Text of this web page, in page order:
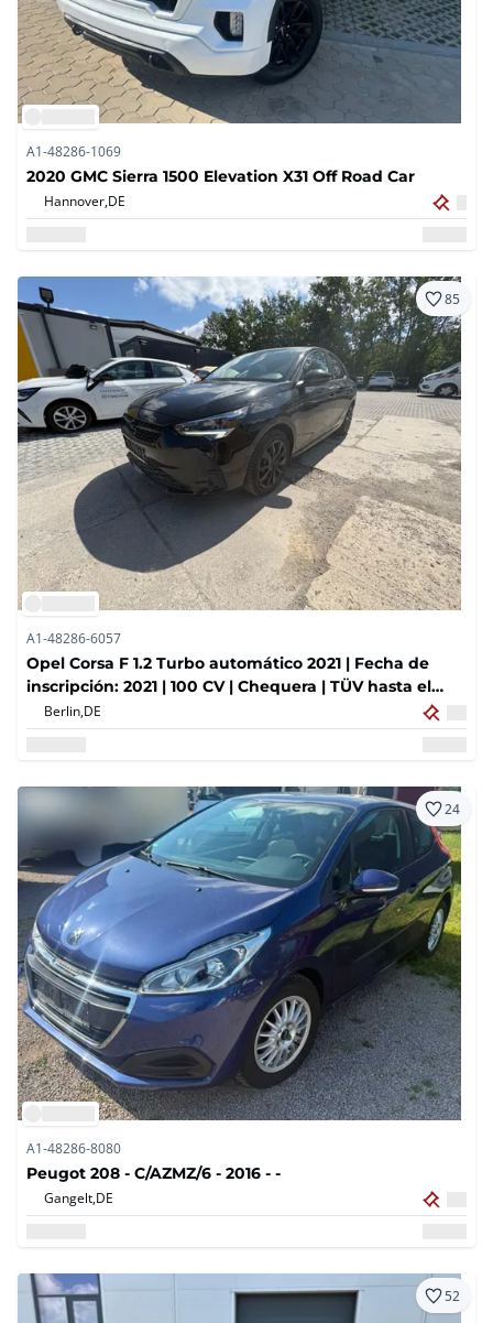
A1-48286-1069
2020 GMC Sierra 1500 Elevation X31 Off Road Car
Hannover,DE
85
A1-48286-6057
Opel Corsa F 1.2 Turbo automático 2021 | Fecha de
inscripción: 2021 | 100 CV | Chequera | TÜV hasta el
05/2027
Berlin,DE
24
A1-48286-8080
Peugot 208 - C/AZMZ/6 - 2016 - -
Gangelt,DE
52